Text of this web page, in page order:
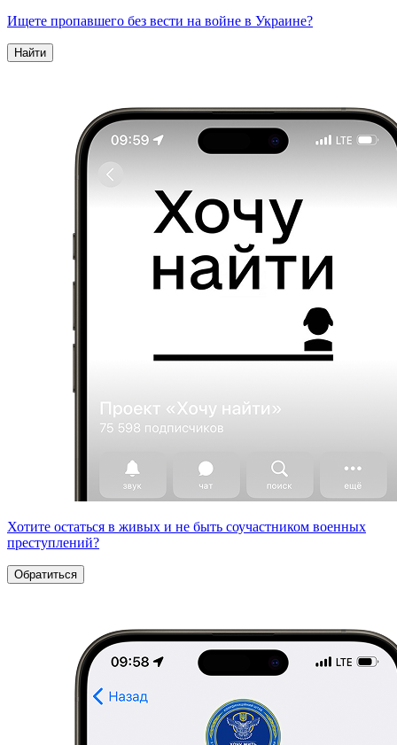
Ищете пропавшего без вести на войне в Украине?
Найти
Хотите остаться в живых и не быть соучастником военных
преступлений?
Обратиться